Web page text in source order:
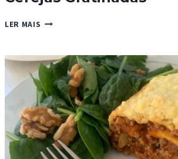
LER MAIS CEREJAS